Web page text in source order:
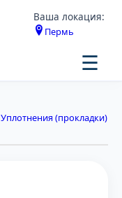
Ваша локация:
Пермь
☰
Уплотнения (прокладки)